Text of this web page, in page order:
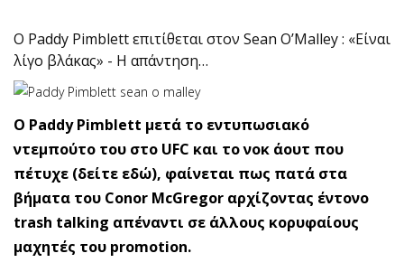
O Paddy Pimblett επιτίθεται στον Sean O’Malley : «Είναι
λίγο βλάκας» - Η απάντηση…
O Paddy Pimblett μετά το εντυπωσιακό
ντεμπούτο του στο UFC και το νοκ άουτ που
πέτυχε (δείτε εδώ), φαίνεται πως πατά στα
βήματα του Conor McGregor αρχίζοντας έντονο
trash talking απέναντι σε άλλους κορυφαίους
μαχητές του promotion.